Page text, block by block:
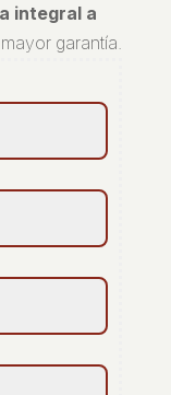
integral a
garantía.